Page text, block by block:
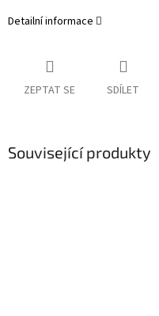
Detailní informace
ZEPTAT SE SDÍLET
Související produkty